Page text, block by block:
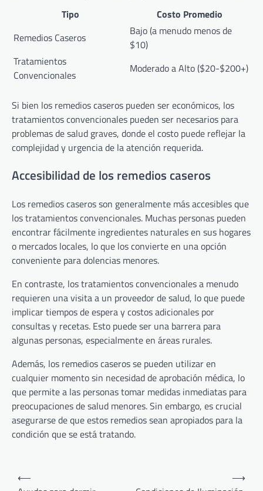
Tipo
Costo Promedio
Remedios Caseros
Bajo (a menudo menos de
$10)
Tratamientos
Convencionales
Moderado a Alto ($20-$200+)
Si bien los remedios caseros pueden ser económicos, los
tratamientos convencionales pueden ser necesarios para
problemas de salud graves, donde el costo puede reflejar la
complejidad y urgencia de la atención requerida.
Accesibilidad de los remedios caseros
Los remedios caseros son generalmente más accesibles que
los tratamientos convencionales. Muchas personas pueden
encontrar fácilmente ingredientes naturales en sus hogares
o mercados locales, lo que los convierte en una opción
conveniente para dolencias menores.
En contraste, los tratamientos convencionales a menudo
requieren una visita a un proveedor de salud, lo que puede
implicar tiempos de espera y costos adicionales por
consultas y recetas. Esto puede ser una barrera para
algunas personas, especialmente en áreas rurales.
Además, los remedios caseros se pueden utilizar en
cualquier momento sin necesidad de aprobación médica, lo
que permite a las personas tomar medidas inmediatas para
preocupaciones de salud menores. Sin embargo, es crucial
asegurarse de que estos remedios sean apropiados para la
condición que se está tratando.
Post
⟵
⟶